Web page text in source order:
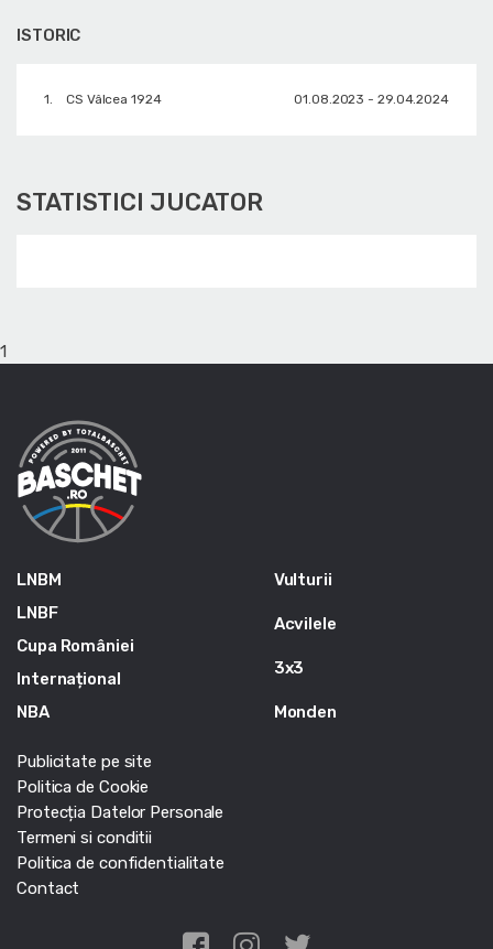
ISTORIC
1. CS Vâlcea 1924 01.08.2023 - 29.04.2024
STATISTICI JUCATOR
1
LNBM
LNBF
Cupa României
Internațional
NBA
Vulturii
Acvilele
3x3
Monden
Publicitate pe site
Politica de Cookie
Protecția Datelor Personale
Termeni si conditii
Politica de confidentialitate
Contact